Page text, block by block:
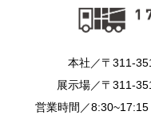
本社／〒311-
展示場／〒311-
営業時間／